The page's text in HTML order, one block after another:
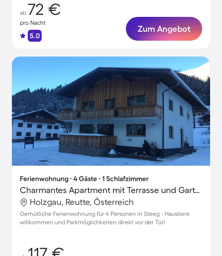
ab 72 €
pro Nacht
5.0
Zum Angebot
Ferienwohnung ∙ 4 Gäste ∙ 1 Schlafzimmer
Charmantes Apartment mit Terrasse und Garten | Haustiere erlaubt
Holzgau, Reutte, Österreich
Gemütliche Ferienwohnung für 4 Personen in Steeg - Haustiere
willkommen und Parkmöglichkeiten direkt vor der Tür!